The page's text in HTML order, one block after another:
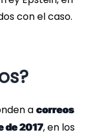
con el caso.
a correos
de 2017, en los